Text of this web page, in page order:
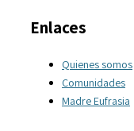
Enlaces
Quienes somos
Comunidades
Madre Eufrasia